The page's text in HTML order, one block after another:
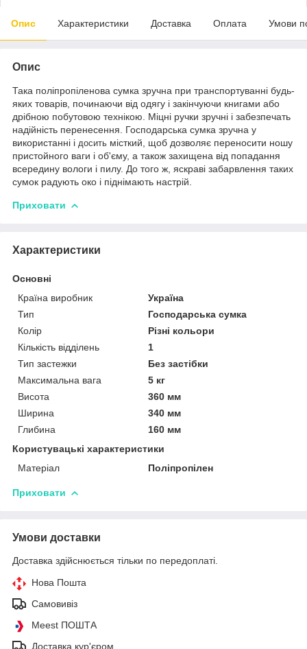
Опис Характеристики Доставка Оплата Умови
Опис
Така поліпропіленова сумка зручна при транспортуванні будь-
яких товарів, починаючи від одягу і закінчуючи книгами або
дрібною побутовою технікою. Міцні ручки зручні і забезпечать
надійність перенесення. Господарська сумка зручна у
використанні і досить місткий, щоб дозволяє переносити ношу
пристойного ваги і об'єму, а також захищена від попадання
всередину вологи і пилу. До того ж, яскраві забарвлення таких
сумок радують око і піднімають настрій.
Приховати
Характеристики
Основні
Країна виробник
Україна
Тип
Господарська сумка
Колір
Різні кольори
Кількість відділень
1
Тип застежки
Без застібки
Максимальна вага
5 кг
Висота
360 мм
Ширина
340 мм
Глибина
160 мм
Користувацькі характеристики
Матеріал
Поліпропілен
Приховати
Умови доставки
Доставка здійснюється тільки по передоплаті.
Нова Пошта
Самовивіз
Meest ПОШТА
Доставка кур'єром